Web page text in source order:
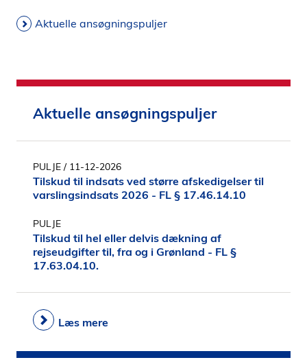
Aktuelle ansøgningspuljer
Aktuelle ansøgningspuljer
PULJE / 11-12-2026
Tilskud til indsats ved større afskedigelser til
varslingsindsats 2026 - FL § 17.46.14.10
PULJE
Tilskud til hel eller delvis dækning af
rejseudgifter til, fra og i Grønland - FL §
17.63.04.10.
Læs mere